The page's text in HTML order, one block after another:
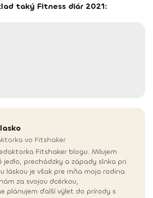
taký Fitness diár 2021:
vo Fitshaker
Fitshaker blogu. Milujem
jedlo, prechádzky a západy slnka pri
láskou je však pre mňa moja rodina.
za svojou dcérkou,
plánujem ďalší výlet do prírody s